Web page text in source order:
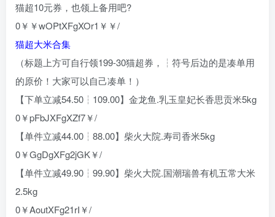
猫超10元券，也领上备用吧?
0￥￥wOPtXFgXOr1￥￥/
猫超大米合集
（标题上方可自行领199-30猫超券，┆符号后边的是凑单用
的原价！大家可以自己凑单！）
【下单立减54.50┆109.00】金龙鱼.乳玉皇妃长香思贡米5kg
0￥pFbJXFgXZf7￥/
【单件立减44.00┆88.00】柴火大院.寿司香米5kg
0￥GgDgXFg2jGK￥/
【单件立减49.90┆99.90】柴火大院.国潮瑞兽有机五常大米
2.5kg
0￥AoutXFg21rI￥/